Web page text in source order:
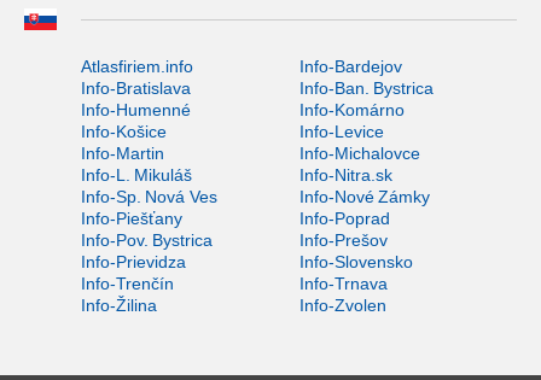
Atlasfiriem.info
Info-Bardejov
Info-Bratislava
Info-Ban. Bystrica
Info-Humenné
Info-Komárno
Info-Košice
Info-Levice
Info-Martin
Info-Michalovce
Info-L. Mikuláš
Info-Nitra.sk
Info-Sp. Nová Ves
Info-Nové Zámky
Info-Piešťany
Info-Poprad
Info-Pov. Bystrica
Info-Prešov
Info-Prievidza
Info-Slovensko
Info-Trenčín
Info-Trnava
Info-Žilina
Info-Zvolen